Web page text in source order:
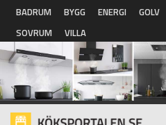
Hoppa till huvudinnehåll
BADRUM BYGG ENERGI GOLV
SOVRUM
VILLA